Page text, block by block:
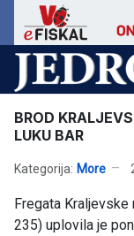
BROD
LUKU BAR
Kategorija: More
Fregata Kraljevske
235) uplovila je